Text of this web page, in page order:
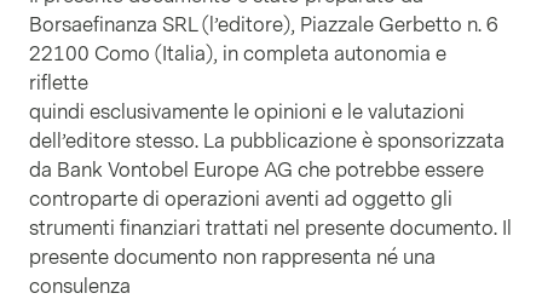
Borsaefinanza SRL (l’editore), Piazzale Gerbetto n. 6
22100 Como (Italia), in completa autonomia e
riflette
quindi esclusivamente le opinioni e le valutazioni
dell’editore stesso. La pubblicazione è sponsorizzata
da Bank Vontobel Europe AG che potrebbe essere
controparte di operazioni aventi ad oggetto gli
strumenti finanziari trattati nel presente documento. Il
presente documento non rappresenta né una
consulenza